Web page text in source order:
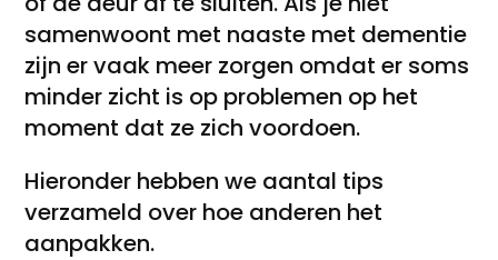
samenwoont met naaste met dementie
zijn er vaak meer zorgen omdat er soms
minder zicht is op problemen op het
moment dat ze zich voordoen.
Hieronder hebben we aantal tips
verzameld over hoe anderen het
aanpakken.